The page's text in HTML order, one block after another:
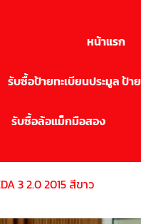
หน้าแรก
รับซื้อป้ายทะเบียนประมูล ป้
รับซื้อล้อแม็กมือสอง
3 2.0 2015 สีขาว